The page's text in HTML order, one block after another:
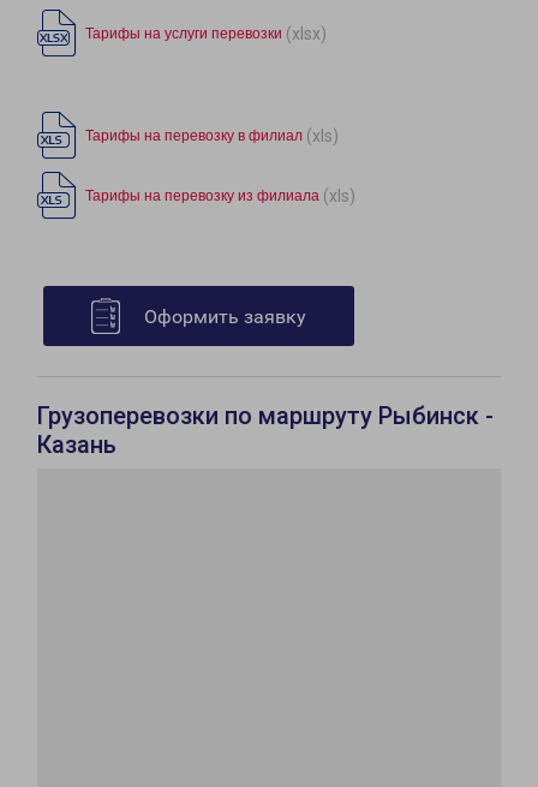
Тарифы на услуги перевозки (xlsx)
Тарифы на перевозку в филиал (xls)
Тарифы на перевозку из филиала (xls)
Оформить заявку
Грузоперевозки по маршруту Рыбинск -
Казань